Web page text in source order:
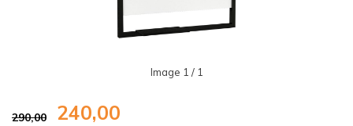
Image 1 / 1
290,00 240,00